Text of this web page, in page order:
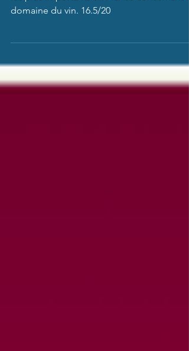
La Revue du vin de France est un des
les plus importants en France concernant le